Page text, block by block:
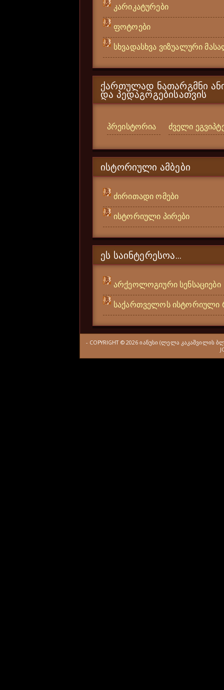
კარიკატურები
ფოტოები
სხვადასხვა ვიზუალური
ᲥᲐᲠᲗᲣᲚᲐᲓ ᲜᲐᲗᲐᲠᲒᲛᲜᲘ
ᲓᲐ ᲞᲔᲓᲐᲒᲝᲒᲔᲑᲘᲡᲐᲗᲕᲘᲡ
პრეისტორია ძველი
ᲘᲡᲢᲝᲠᲘᲣᲚᲘ ᲐᲛᲑᲔᲑᲘ
ძირითადი ომები
ისტორიული პირები
ᲔᲡ ᲡᲐᲘᲜᲢᲔᲠᲔᲡᲝᲐ...
არქეოლოგიური სენსაციები
საქართველოს ისტორიული
- COPYRIGHT © 2026ᲘᲐᲜᲣᲡᲘ (ᲚᲔᲚᲐ ᲙᲐᲙᲐᲨᲕᲘᲚᲘᲡ